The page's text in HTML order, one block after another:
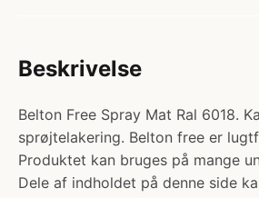
Beskrivelse
Belton Free Spray Mat Ral 6018.
sprøjtelakering. Belton free er
Produktet kan bruges på mange
Dele af indholdet på denne side